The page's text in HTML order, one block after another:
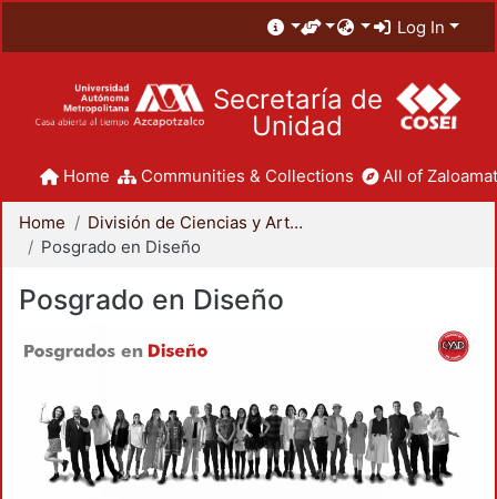
Log In
Secretaría de
Unidad
Home Communities & Collections All of
Home
División de Ciencias y Artes para el Diseño
Posgrado en Diseño
Posgrado en Diseño